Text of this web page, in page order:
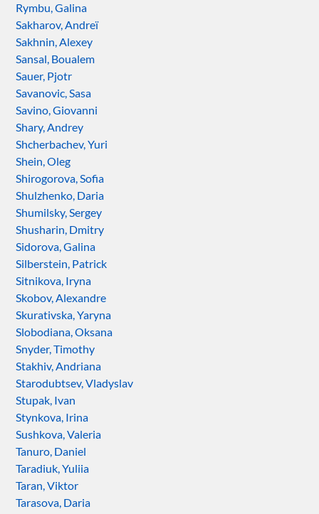
Rymbu, Galina
Sakharov, Andreï
Sakhnin, Alexey
Sansal, Boualem
Sauer, Pjotr
Savanovic, Sasa
Savino, Giovanni
Shary, Andrey
Shcherbachev, Yuri
Shein, Oleg
Shirogorova, Sofia
Shulzhenko, Daria
Shumilsky, Sergey
Shusharin, Dmitry
Sidorova, Galina
Silberstein, Patrick
Sitnikova, Iryna
Skobov, Alexandre
Skurativska, Yaryna
Slobodiana, Oksana
Snyder, Timothy
Stakhiv, Andriana
Starodubtsev, Vladyslav
Stupak, Ivan
Stynkova, Irina
Sushkova, Valeria
Tanuro, Daniel
Taradiuk, Yuliia
Taran, Viktor
Tarasova, Daria